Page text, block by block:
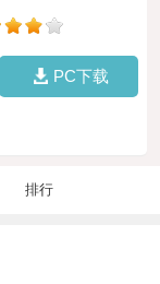
PC下载
排行